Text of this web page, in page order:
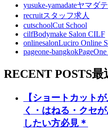
yusuke-yamadateヤマダ
recruitスタッフ求人
cutschoolCut School
cilfBodymake Salon CILF
onlinesalonLuciro Online
pageone-bangkok
RECENT POSTS最
【ショートカット
く・はねる・クセ
したい方必見＊